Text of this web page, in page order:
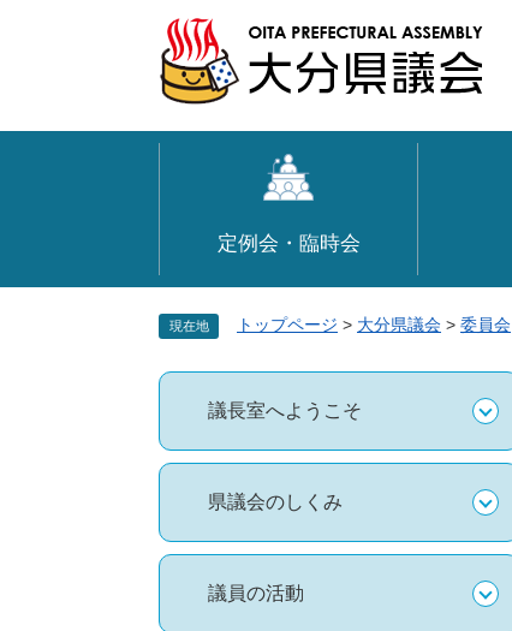
先
を
定例会・臨時会
現在地 トップページ > 大分県議会 > 委員会
議長室へようこそ
県議会のしくみ
議員の活動